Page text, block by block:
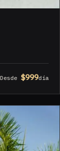
Desde $999día